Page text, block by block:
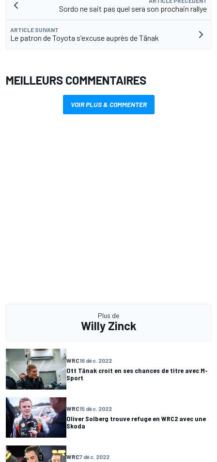
Sordo ne sait pas quel sera son prochain rallye
ARTICLE SUIVANT
Le patron de Toyota s'excuse auprès de Tänak
MEILLEURS COMMENTAIRES
VOIR PLUS & COMMENTER
Plus de
Willy Zinck
WRC16 déc. 2022
Ott Tänak croit en ses chances de titre avec M-
Sport
WRC15 déc. 2022
Oliver Solberg trouve refuge en WRC2 avec une
Skoda
WRC7 déc. 2022